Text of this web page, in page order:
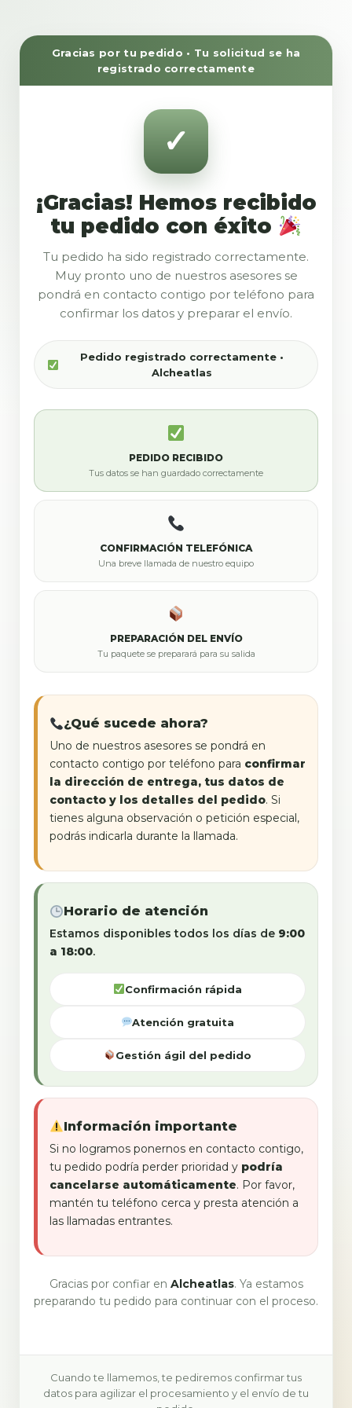
Gracias por tu pedido • Tu solicitud se ha
registrado correctamente
¡Gracias! Hemos recibido
tu pedido con éxito
Tu pedido ha sido registrado correctamente.
Muy pronto uno de nuestros asesores se
pondrá en contacto contigo por teléfono para
confirmar los datos y preparar el envío.
Pedido registrado correctamente •
Alcheatlas
PEDIDO RECIBIDO
Tus datos se han guardado correctamente
CONFIRMACIÓN TELEFÓNICA
Una breve llamada de nuestro equipo
PREPARACIÓN DEL ENVÍO
Tu paquete se preparará para su salida
¿Qué sucede ahora?
Uno de nuestros asesores se pondrá en
contacto contigo por teléfono para confirmar
la dirección de entrega, tus datos de
contacto y los detalles del pedido. Si
tienes alguna observación o petición especial,
podrás indicarla durante la llamada.
Horario de atención
Estamos disponibles todos los días de 9:00
a 18:00.
Confirmación rápida
Atención gratuita
Gestión ágil del pedido
Información importante
Si no logramos ponernos en contacto contigo,
tu pedido podría perder prioridad y podría
cancelarse automáticamente. Por favor,
mantén tu teléfono cerca y presta atención a
las llamadas entrantes.
Gracias por confiar en Alcheatlas. Ya estamos
preparando tu pedido para continuar con el proceso.
Cuando te llamemos, te pediremos confirmar tus
datos para agilizar el procesamiento y el envío de tu